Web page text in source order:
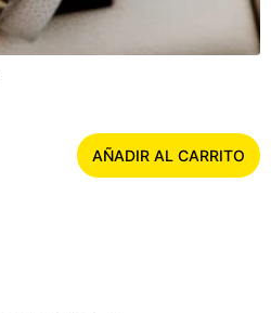
AÑADIR AL CARRITO